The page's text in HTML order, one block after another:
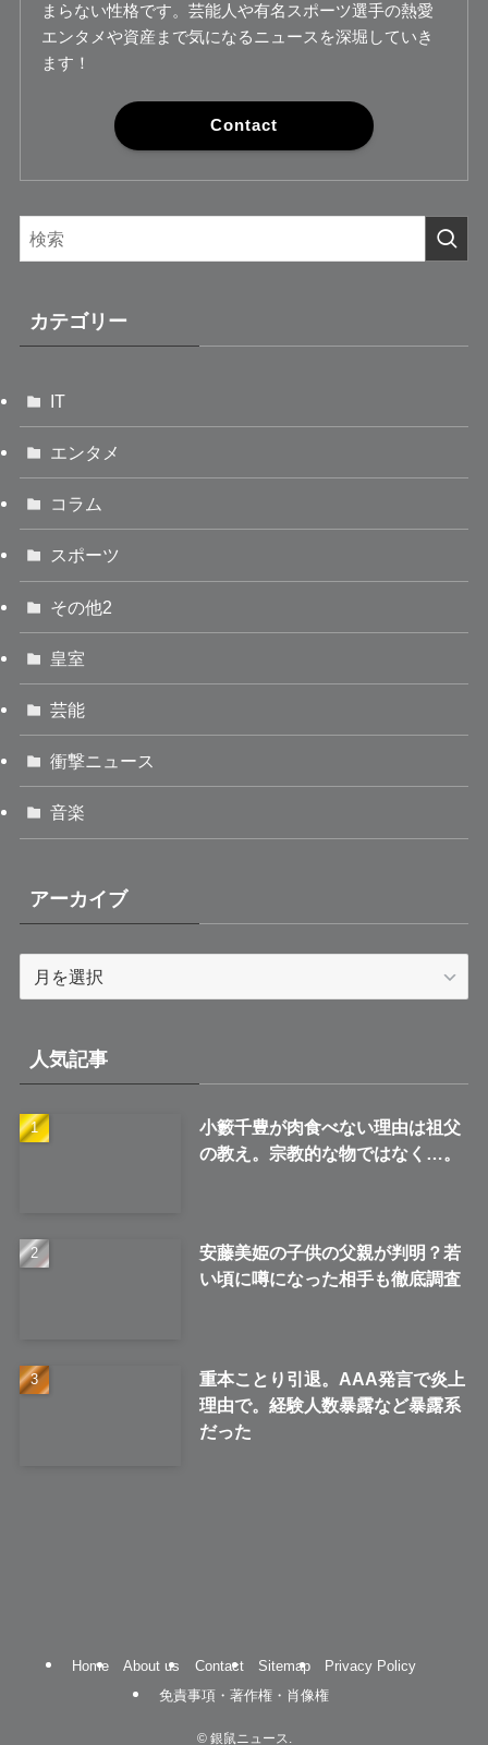
まらない性格です。芸能人や有名スポーツ選手の熱愛
エンタメや資産まで気になるニュースを深堀していき
ます！
Contact
カテゴリー
IT
エンタメ
コラム
スポーツ
その他2
皇室
芸能
衝撃ニュース
音楽
アーカイブ
ブ
人気記事
小籔千豊が肉食べない理由は祖父
の教え。宗教的な物ではなく…。
安藤美姫の子供の父親が判明？若
い頃に噂になった相手も徹底調査
重本ことり引退。AAA発言で炎上
理由で。経験人数暴露など暴露系
だった
Home About us Contact Sitemap
Privacy Policy
免責事項・著作権・肖像権
©銀鼠ニュース.